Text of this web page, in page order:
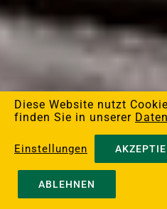
Diese Website nutzt
finden Sie in unserer
Einstellungen
ABLEHNEN